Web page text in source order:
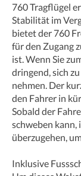
760 Tragflügel
Stabilität im
bietet der 760
für den Zugang
ist. Wenn Sie
dringend, sich
nehmen. Der
den Fahrer in
Sobald der
schweben kann,
überzugehen,
Inklusive